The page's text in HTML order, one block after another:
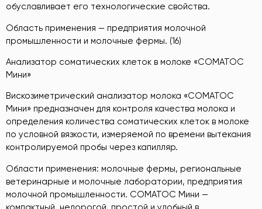
обуславливает его технологические свойства.
Область применения — предприятия молочной
промышленности и молочные фермы. (16)
Анализатор соматических клеток в молоке «СОМАТОС
Мини»
Вискозиметрический анализатор молока «СОМАТОС
Мини» предназначен для контроля качества молока и
определения количества соматических клеток в молоке
по условной вязкости, измеряемой по времени вытекания
контролируемой пробы через капилляр.
Области применения: молочные фермы, региональные
ветеринарные и молочные лаборатории, предприятия
молочной промышленности. СОМАТОС Мини —